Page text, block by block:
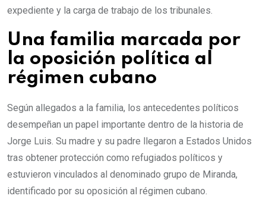
expediente y la carga de trabajo de los tribunales.
Una familia marcada por
la oposición política al
régimen cubano
Según allegados a la familia, los antecedentes políticos
desempeñan un papel importante dentro de la historia de
Jorge Luis. Su madre y su padre llegaron a Estados Unidos
tras obtener protección como refugiados políticos y
estuvieron vinculados al denominado grupo de Miranda,
identificado por su oposición al régimen cubano.